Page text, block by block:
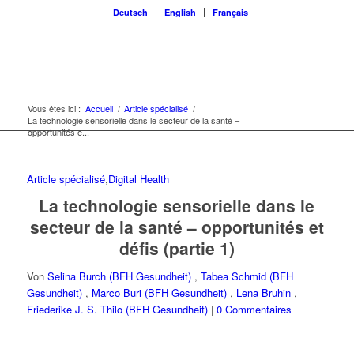
Deutsch English Français
Vous êtes ici : Accueil / Article spécialisé /
La technologie sensorielle dans le secteur de la santé –
opportunités e...
Article spécialisé,Digital Health
La technologie sensorielle dans le
secteur de la santé – opportunités et
défis (partie 1)
Von Selina Burch (BFH Gesundheit) , Tabea Schmid (BFH
Gesundheit) , Marco Buri (BFH Gesundheit) , Lena Bruhin ,
Friederike J. S. Thilo (BFH Gesundheit) | 0 Commentaires